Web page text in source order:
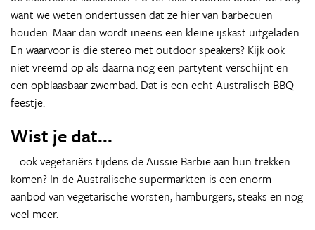
want we weten ondertussen dat ze hier van barbecuen
houden. Maar dan wordt ineens een kleine ijskast uitgeladen.
En waarvoor is die stereo met outdoor speakers? Kijk ook
niet vreemd op als daarna nog een partytent verschijnt en
een opblaasbaar zwembad. Dat is een echt Australisch BBQ
feestje.
Wist je dat...
... ook vegetariërs tijdens de Aussie Barbie aan hun trekken
komen? In de Australische supermarkten is een enorm
aanbod van vegetarische worsten, hamburgers, steaks en nog
veel meer.